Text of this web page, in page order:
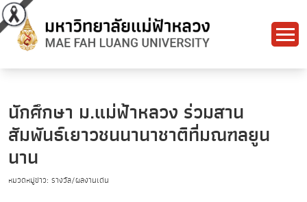
นักศึกษา ม.แม่ฟ้าหลวง ร่วมสาน
สัมพันธ์เยาวชนนานาชาติที่มณฑลยูน
นาน
หมวดหมู่ข่าว: รางวัล/ผลงานเด่น